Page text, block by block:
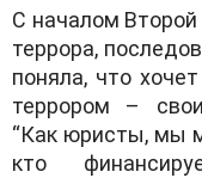
С началом
террора,
поняла, что
террором –
“Как юристы, мы
кто